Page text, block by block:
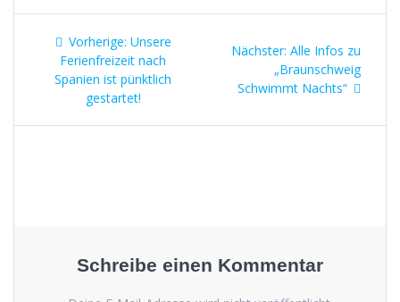
Beitragsnavigation
Vorherige: Vorheriger
Beitrag:
Unsere
Ferienfreizeit nach
Spanien ist pünktlich
gestartet!
Nächster: Nächster
Beitrag:
Alle Infos zu
„Braunschweig
Schwimmt Nachts“
Schreibe einen Kommentar